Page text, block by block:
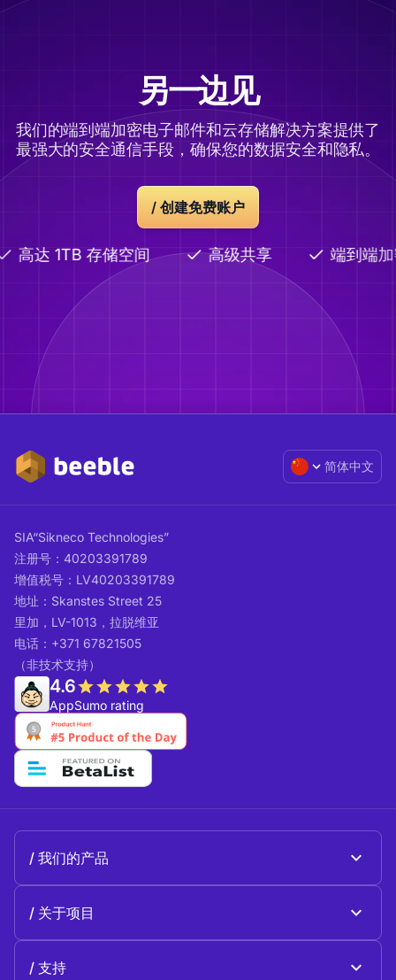
另一边见
我们的端到端加密电子邮件和云存储解决方案提供了
最强大的安全通信手段，确保您的数据安全和隐私。
/ 创建免费账户
高达 1TB 存储空间 高级共享 端到端加
简体中文
SIA“Sikneco Technologies”
注册号：40203391789
增值税号：LV40203391789
地址：Skanstes Street 25
里加，LV-1013，拉脱维亚
电话：+371 67821505
（非技术支持）
4.6
AppSumo rating
我们的产品
关于项目
支持